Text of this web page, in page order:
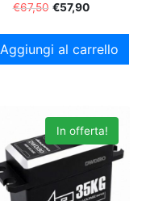
€67,50 €57,90
Aggiungi al carrello
In offerta!